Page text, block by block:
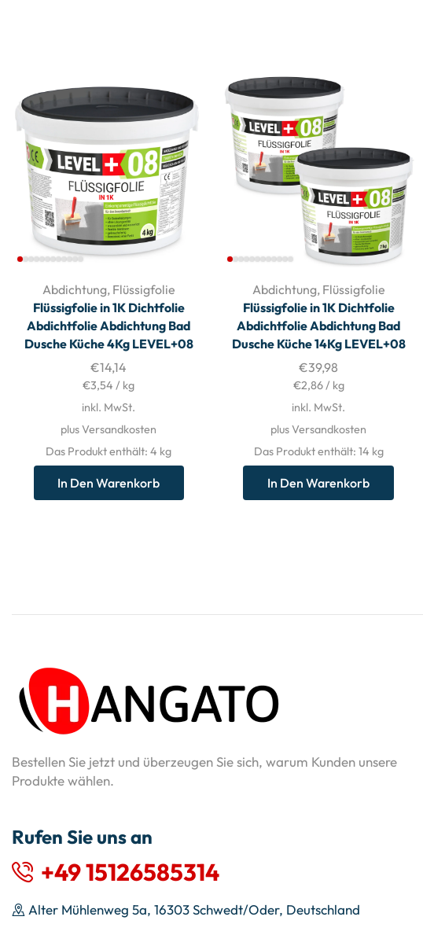
Abdichtung, Flüssigfolie
Flüssigfolie in 1K Dichtfolie
Abdichtfolie Abdichtung Bad
Dusche Küche 4Kg LEVEL+08
€14,14
€3,54 / kg
inkl. MwSt.
plus Versandkosten
Das Produkt enthält: 4 kg
In Den Warenkorb
Abdichtung, Flüssigfolie
Flüssigfolie in 1K Dichtfolie
Abdichtfolie Abdichtung Bad
Dusche Küche 14Kg LEVEL+08
€39,98
€2,86/ kg
inkl. MwSt.
plus Versandkosten
Das Produkt enthält: 14 kg
In Den Warenkorb
Bestellen Sie jetzt und überzeugen Sie sich, warum Kunden unsere
Produkte wählen.
Rufen Sie uns an
+49 15126585314
Alter Mühlenweg 5a, 16303 Schwedt/Oder, Deutschland